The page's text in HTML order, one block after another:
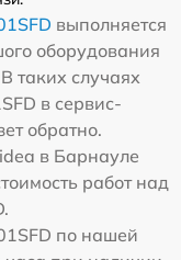
выполняется
оборудования
таких случаях
в сервис-
обратно.
в Барнауле
работ над
по нашей